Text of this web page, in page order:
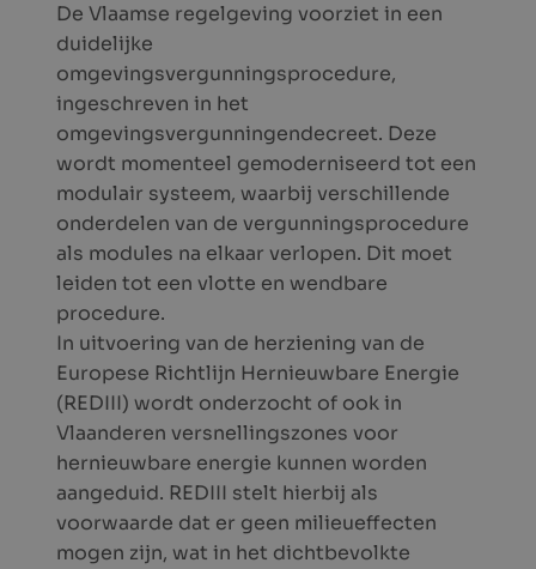
De Vlaamse regelgeving voorziet in een
duidelijke
omgevingsvergunningsprocedure,
ingeschreven in het
omgevingsvergunningendecreet. Deze
wordt momenteel gemoderniseerd tot een
modulair systeem, waarbij verschillende
onderdelen van de vergunningsprocedure
als modules na elkaar verlopen. Dit moet
leiden tot een vlotte en wendbare
procedure.
In uitvoering van de herziening van de
Europese Richtlijn Hernieuwbare Energie
(REDIII) wordt onderzocht of ook in
Vlaanderen versnellingszones voor
hernieuwbare energie kunnen worden
aangeduid. REDIII stelt hierbij als
voorwaarde dat er geen milieueffecten
mogen zijn, wat in het dichtbevolkte